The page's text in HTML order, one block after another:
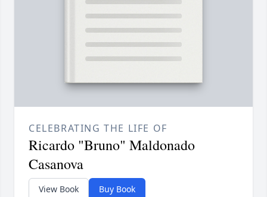
CELEBRATING THE LIFE OF
Ricardo "Bruno" Maldonado
Casanova
View Book Buy Book